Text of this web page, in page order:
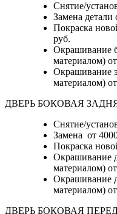
Снятие/
Замена детали
Покраска
руб.
Окрашивание
материалом)
Окрашивание
материалом)
ДВЕРЬ БОКОВАЯ
Снятие/
Замена от
Покраска
Окрашивание
материалом)
Окрашивание
материалом)
ДВЕРЬ БОКОВАЯ